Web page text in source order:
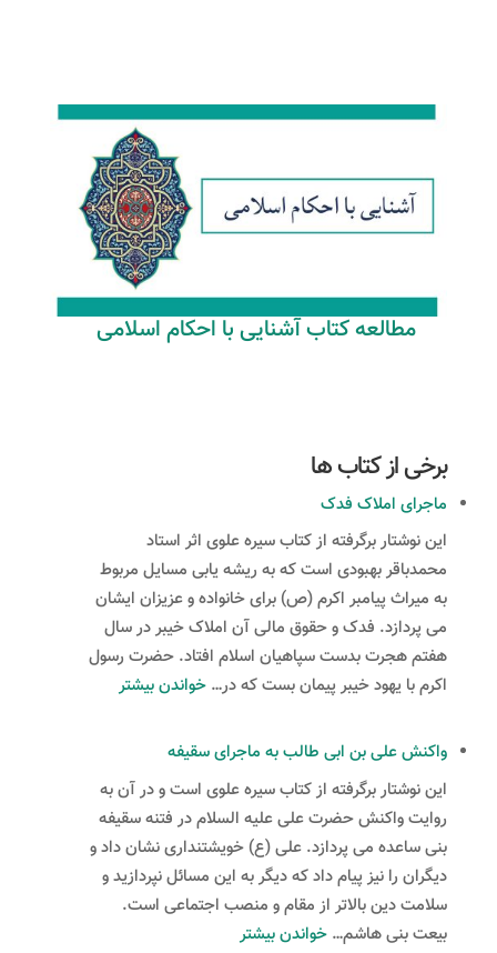
مطالعه کتاب آشنایی با احکام اسلامی
برخی از کتاب ها
ماجرای املاک فدک
این نوشتار برگرفته از کتاب سیره علوی اثر استاد
محمدباقر بهبودی است که به ریشه یابی مسایل مربوط
به میراث پیامبر اکرم (ص) برای خانواده و عزیزان ایشان
می پردازد. فدک و حقوق مالى آن املاک خیبر در سال
هفتم هجرت بدست سپاهیان اسلام افتاد. حضرت رسول
اکرم با یهود خیبر پیمان بست که در… خواندن بیشتر
:
واکنش على بن ابى طالب به ماجرای سقیفه
این نوشتار برگرفته از کتاب سیره علوی است و در آن به
روایت واکنش حضرت علی علیه السلام در فتنه سقیفه
بنی ساعده می پردازد. علی (ع) خویشتنداری نشان داد و
دیگران را نیز پیام داد که دیگر به این مسائل نپردازید و
سلامت دین بالاتر از مقام و منصب اجتماعى است.
بیعت بنی هاشم… خواندن بیشتر